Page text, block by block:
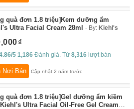
quà đơn 1.8 triệu]Kem dưỡng ẩm
Ultra Facial Cream 28ml
By: Kiehl's
5 1,186 Đánh giá. Từ8,316 lượt bán
Nơi Bán Cập nhật 2 năm trước
quà đơn 1.8 triệu]Gel dưỡng ẩm kiềm
Ultra Facial Oil-Free Gel Cream